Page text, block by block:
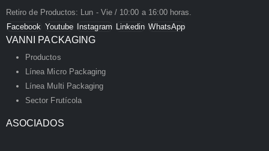
Retiro de Productos: Lun - Vie / 10:00 a 16:00 horas.
Facebook Youtube Instagram Linkedin WhatsApp
VANNI PACKAGING
Productos
Línea Micro Packaging
Línea Multi Packaging
Sector Frutícola
ASOCIADOS